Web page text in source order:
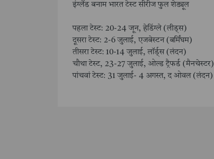
इंग्लैंड बनाम भारत टेस्ट सीरीज फुल शेड्यूल
पहला टेस्ट: 20-24 जून, हेडिंग्ले (लीड्स)
दूसरा टेस्ट: 2-6 जुलाई, एजबेस्टन (बर्मिंघम)
तीसरा टेस्ट: 10-14 जुलाई, लॉर्ड्स (लंदन)
चौथा टेस्ट, 23-27 जुलाई, ओल्ड ट्रैफर्ड (मैनचेस्टर)
पांचवां टेस्ट: 31 जुलाई- 4 अगस्त, द ओवल (लंदन)